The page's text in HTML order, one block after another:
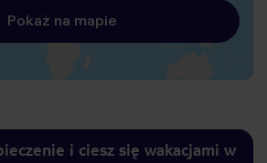
Pokaż na mapie
i ciesz się wakacjami w